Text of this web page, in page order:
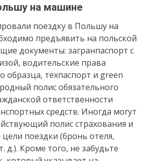
на машине
поездку в Польшу на
предъявить на польской
документы: загранпаспорт с
водительские права
образца, техпаспорт и green
полис обязательного
ответственности
средств. Иногда могут
полис страхования и
поездки (бронь отеля,
д.). Кроме того, не забудьте